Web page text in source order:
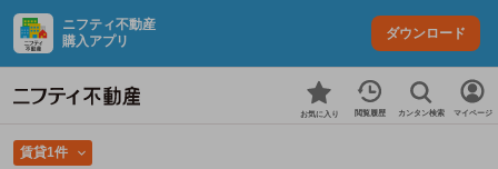
ニフティ不動産
購入アプリ
ダウンロード
お気に入り 閲覧履歴 カンタン検索 マイページ
賃貸1件